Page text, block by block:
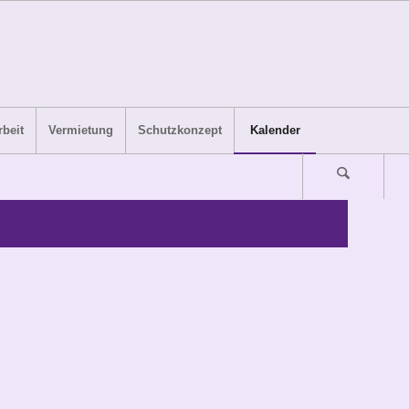
Vermietung Schutzkonzept Kalender